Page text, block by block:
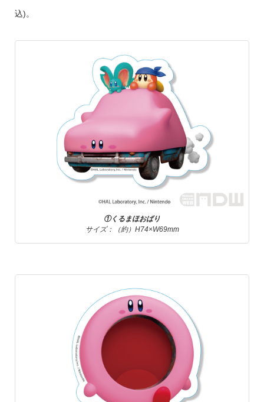
込)。
①くるまほおばり
サイズ：（約）H74×W69mm